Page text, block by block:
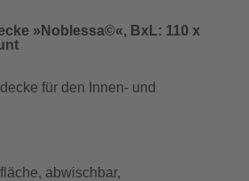
»Noblessa©«, BxL: 110 x
für den Innen- und
abwischbar,